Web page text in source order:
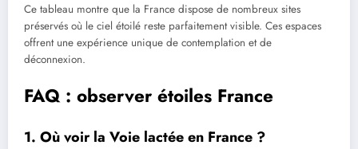
Ce tableau montre que la France dispose de nombreux sites
préservés où le ciel étoilé reste parfaitement visible. Ces espaces
offrent une expérience unique de contemplation et de
déconnexion.
FAQ : observer étoiles France
1. Où voir la Voie lactée en France ?